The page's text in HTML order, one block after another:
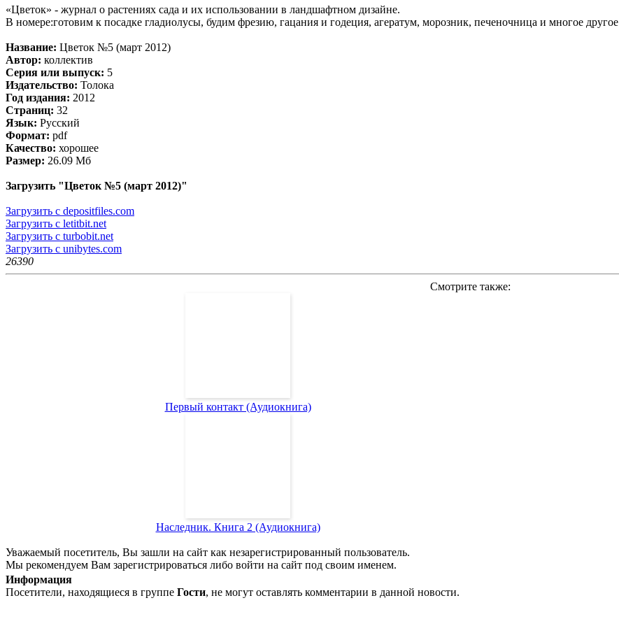
«Цветок» - журнал о растениях сада и их использовании в ландшафтном дизайне.
В номере:готовим к посадке гладиолусы, будим фрезию, гацания и годеция, агератум, морозник, печеночница и многое другое
Название: Цветок №5 (март 2012)
Автор: коллектив
Серия или выпуск: 5
Издательство: Толока
Год издания: 2012
Страниц: 32
Язык: Русский
Формат: pdf
Качество: хорошее
Размер: 26.09 Мб
Загрузить "Цветок №5 (март 2012)"
Загрузить с depositfiles.com
Загрузить с letitbit.net
Загрузить с turbobit.net
Загрузить с unibytes.com
26390
Смотрите также:
Первый контакт (Аудиокнига)
Наследник. Книга 2 (Аудиокнига)
Уважаемый посетитель, Вы зашли на сайт как незарегистрированный пользователь.
Мы рекомендуем Вам зарегистрироваться либо войти на сайт под своим именем.
Информация
Посетители, находящиеся в группе Гости, не могут оставлять комментарии в данной новости.